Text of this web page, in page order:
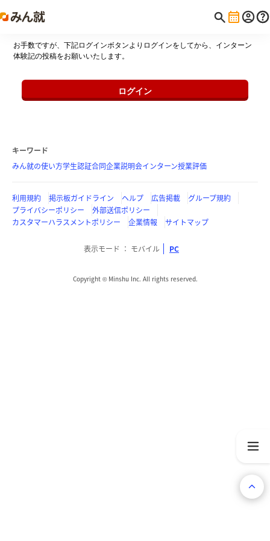
お手数ですが、下記ログインボタンよりログインをしてから、インターン
体験記の投稿をお願いいたします。
ログイン
キーワード
みん就の使い方学生認証合同企業説明会インターン授業評価
利用規約 掲示板ガイドライン ヘルプ 広告掲載
グループ規約
プライバシーポリシー
外部送信ポリシー
カスタマーハラスメントポリシー
企業情報 サイトマップ
表示モード モバイル PC
Copyright © Minshu Inc. All rights reserved.